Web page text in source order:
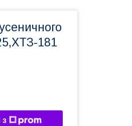
181
з